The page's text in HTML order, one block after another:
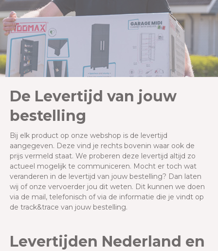
De Levertijd van jouw
bestelling
Bij elk product op onze webshop is de levertijd
aangegeven. Deze vind je rechts bovenin waar ook de
prijs vermeld staat. We proberen deze levertijd altijd zo
actueel mogelijk te communiceren. Mocht er toch wat
veranderen in de levertijd van jouw bestelling? Dan laten
wij of onze vervoerder jou dit weten. Dit kunnen we doen
via de mail, telefonisch of via de informatie die je vindt op
de track&trace van jouw bestelling.
Levertijden Nederland en